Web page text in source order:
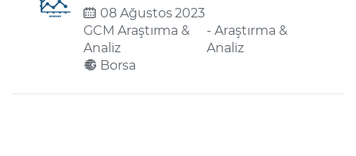
Şifremi Unuttum08 Ağustos 2023
GCM Araştırma &
Analiz
- Araştırma &
Analiz
Borsa